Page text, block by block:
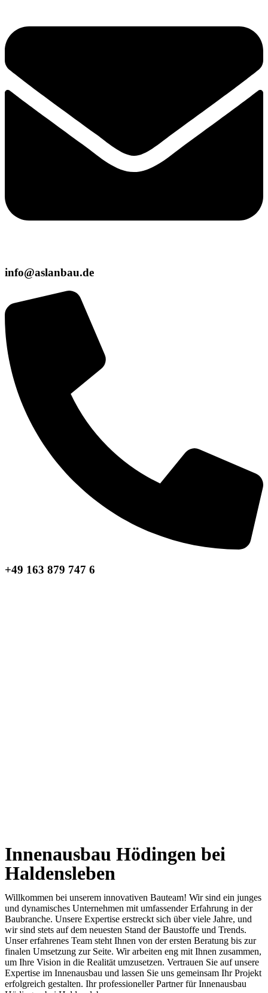
info@aslanbau.de
+49 163 879 747 6
Innenausbau Hödingen bei
Haldensleben
Willkommen bei unserem innovativen Bauteam! Wir sind ein junges
und dynamisches Unternehmen mit umfassender Erfahrung in der
Baubranche. Unsere Expertise erstreckt sich über viele Jahre, und
wir sind stets auf dem neuesten Stand der Baustoffe und Trends.
Unser erfahrenes Team steht Ihnen von der ersten Beratung bis zur
finalen Umsetzung zur Seite. Wir arbeiten eng mit Ihnen zusammen,
um Ihre Vision in die Realität umzusetzen. Vertrauen Sie auf unsere
Expertise im Innenausbau und lassen Sie uns gemeinsam Ihr Projekt
erfolgreich gestalten. Ihr professioneller Partner für Innenausbau